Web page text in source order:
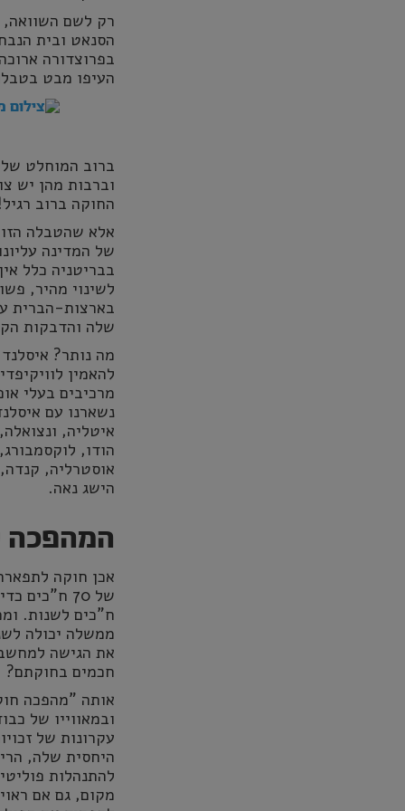
רק לשם השוואה,
הסנאט ובית
בפרוצדורה
העיפו מבט
ברוב המוחלט
וברבות מהן יש
החוקה ברוב
אלא שהטבלה
של המדינה
בבריטניה כלל
לשינוי מהיר,
בארצות-הברית
שלה והדבקות
מה נותר?
להאמין
מרכיבים בעלי
נשארנו עם
איטליה,
הודו,
אוסטרליה,
הישג נאה.
המהפכה
אכן חוקה
ממשלה יכולה
את הגישה
חכמים בחוקתם?
אותה "מהפכה
ובמאווייו של
עקרונות של
היחסית שלה,
להתנהלות
מקום, גם אם